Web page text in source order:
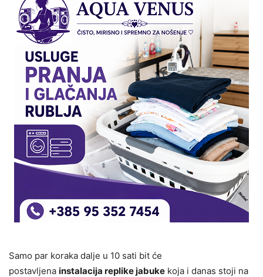
Samo par koraka dalje u 10 sati bit će
postavljena instalacija replike jabuke koja i danas stoji na